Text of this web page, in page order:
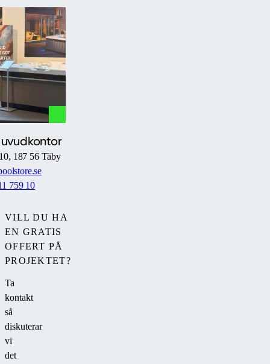
har
en
smal
styrskena
endast
sidan,
gör
hanteringen
enkel
och
prydlig.
Standard
låssystem
säkerställer
VILL DU HA
EN GRATIS
OFFERT PÅ
PROJEKTET?
Ta
kontakt
så
diskuterar
vi
det
187 56 Täby
759 10